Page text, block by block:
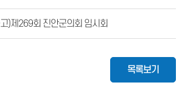
)제269회 진안군의회 임시회
목록보기